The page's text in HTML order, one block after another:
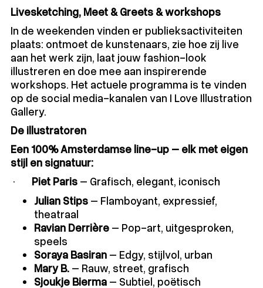
Livesketching, Meet & Greets & workshops
In de weekenden vinden er publieksactiviteiten
plaats: ontmoet de kunstenaars, zie hoe zij live
aan het werk zijn, laat jouw fashion-look
illustreren en doe mee aan inspirerende
workshops. Het actuele programma is te vinden
op de social media-kanalen van I Love Illustration
Gallery.
De illustratoren
Een 100% Amsterdamse line-up – elk met eigen
stijl en signatuur:
· Piet Paris – Grafisch, elegant, iconisch
Julian Stips – Flamboyant, expressief,
theatraal
Ravian Derrière – Pop-art, uitgesproken,
speels
Soraya Basiran – Edgy, stijlvol, urban
Mary B. – Rauw, street, grafisch
Sjoukje Bierma – Subtiel, poëtisch